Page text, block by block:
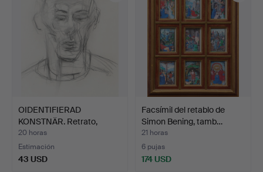
OIDENTIFIERAD
KONSTNÄR. Retrato,
dibujo, f…
20 horas
Estimación
43 USD
Facsímil del retablo de
Simon Bening, tamb…
21 horas
6 pujas
174 USD